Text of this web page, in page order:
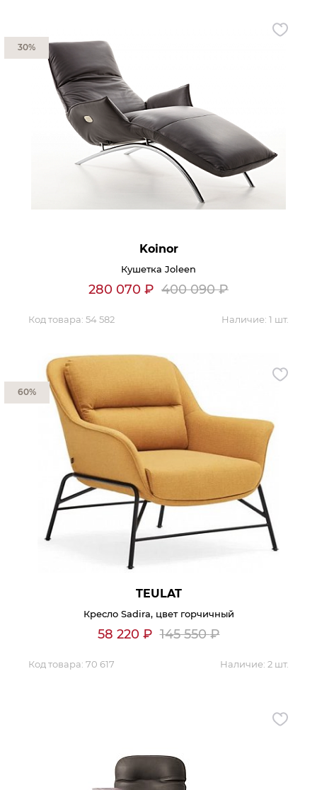
Обратная связь
Koinor
Кушетка Joleen
280 070 ₽ 400 090₽
Код товара: 54 582 Наличие: 1 шт.
30%
TEULAT
Кресло Sadira, цвет горчичный
58 220 ₽ 145 550₽
Код товара: 70 617 Наличие: 2 шт.
60%